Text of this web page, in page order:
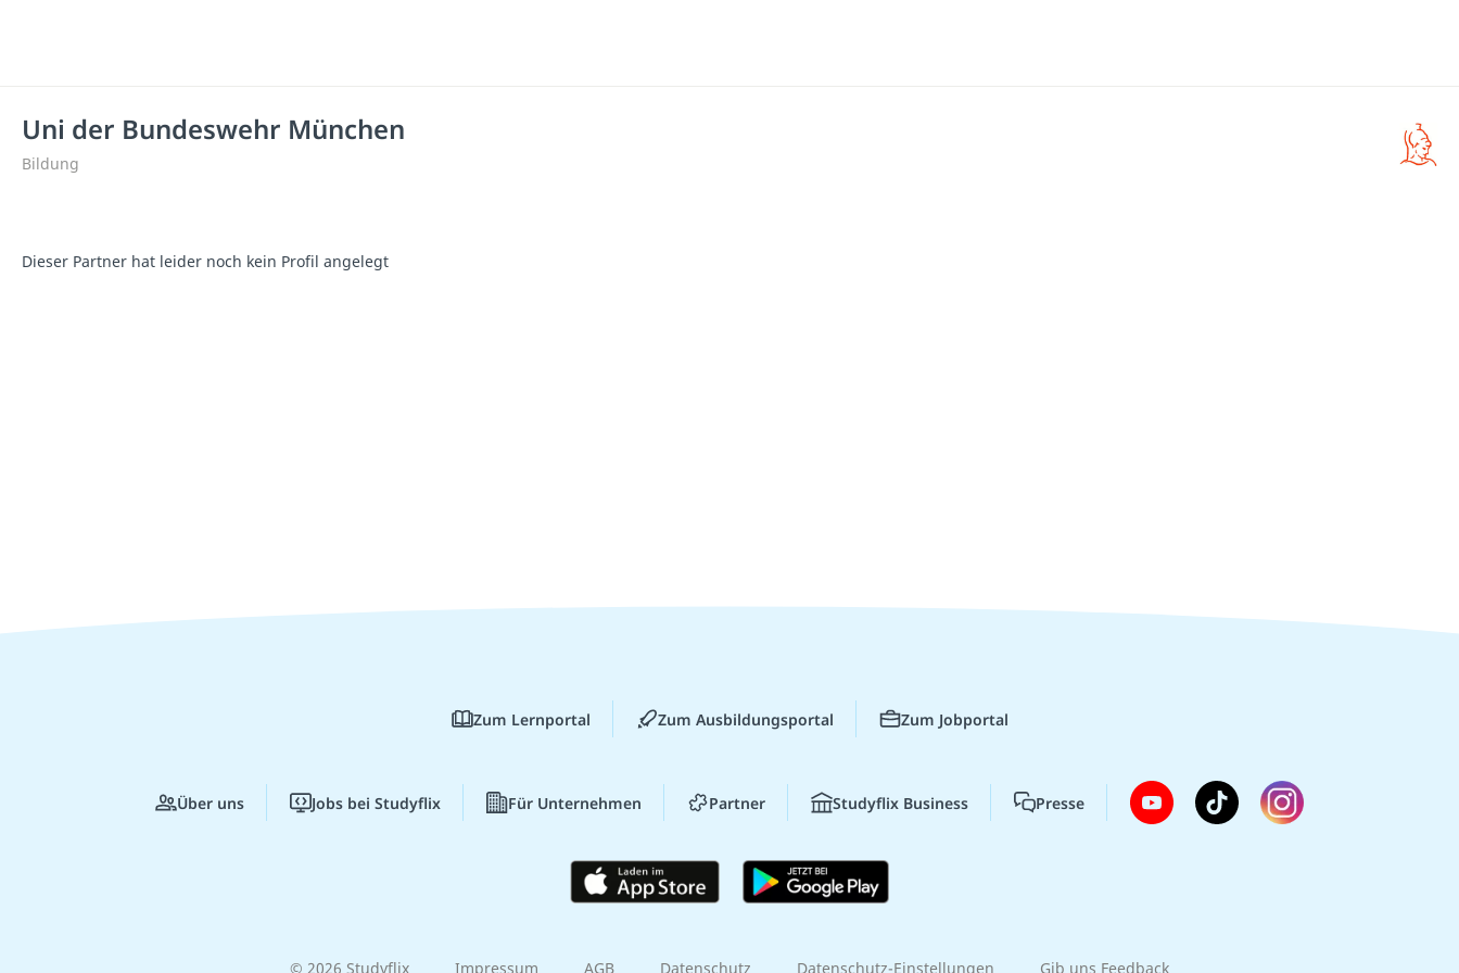
Uni der Bundeswehr München
Bildung
Dieser Partner hat leider noch kein Profil angelegt
Zum Lernportal Zum Ausbildungsportal Zum Jobportal
Über uns Jobs bei Studyflix Für Unternehmen Partner Studyflix Business Presse
© 2026 Studyflix Impressum AGB Datenschutz Datenschutz-Einstellungen Gib uns Feedback